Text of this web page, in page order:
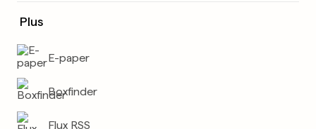
Plus
E-paper
Boxfinder
Flux RSS